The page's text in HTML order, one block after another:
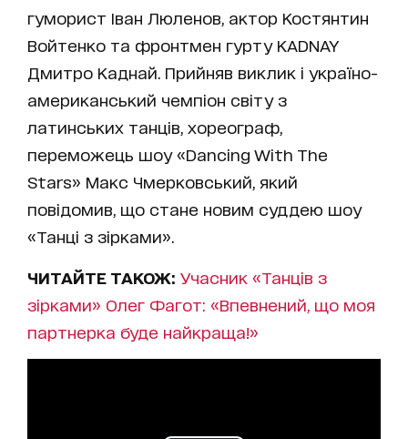
гуморист Іван Люленов, актор Костянтин
Войтенко та фронтмен гурту KADNAY
Дмитро Каднай. Прийняв виклик і україно-
американський чемпіон світу з
латинських танців, хореограф,
переможець шоу «Dancing With The
Stars» Макс Чмерковський, який
повідомив, що стане новим суддею шоу
«Танці з зірками».
ЧИТАЙТЕ ТАКОЖ: Учасник «Танців з
зірками» Олег Фагот: «Впевнений, що моя
партнерка буде найкраща!»